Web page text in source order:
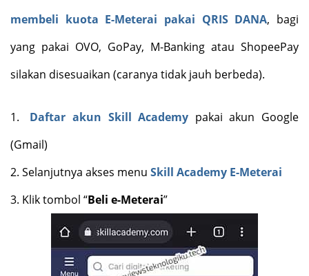
membeli kuota E-Meterai pakai QRIS DANA, bagi
yang pakai OVO, GoPay, M-Banking atau ShopeePay
silakan disesuaikan (caranya tidak jauh berbeda).
1. Daftar akun Skill Academy pakai akun Google
(Gmail)
2. Selanjutnya akses menu Skill Academy E-Meterai
3. Klik tombol “Beli e-Meterai”